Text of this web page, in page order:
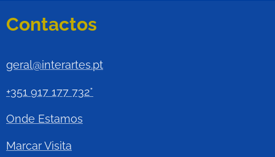
Contactos
geral@interartes.pt
+351 917 177 732*
Onde Estamos
Marcar Visita